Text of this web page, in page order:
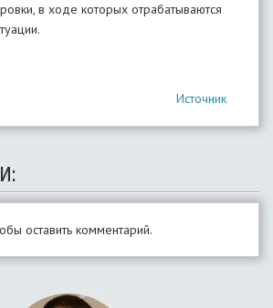
в ходе которых отрабатываются
Источник
оставить комментарий.